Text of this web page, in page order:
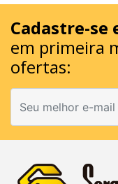
Cadastre-se
em primeira
ofertas: